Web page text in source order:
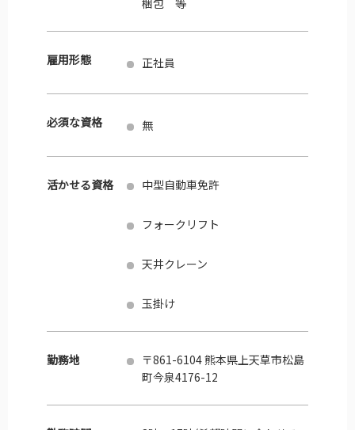
雇用形態 正社員
必須な資格 無
活かせる資格 中型自動車免許
フォークリフト
天井クレーン
玉掛け
勤務地
〒861-6104 熊本県上天草市松島
町今泉4176-12